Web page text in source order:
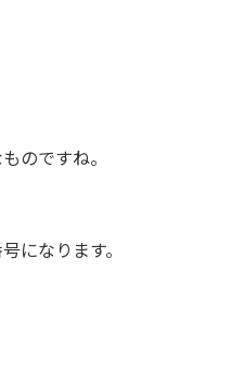
のですね。
になります。